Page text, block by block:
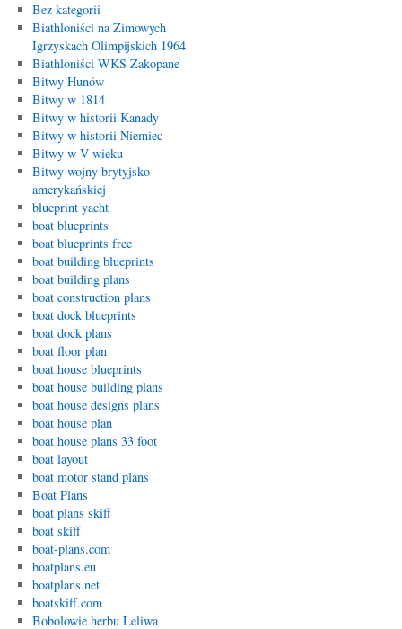
Bez kategorii
Biathloniści na Zimowych
Igrzyskach Olimpijskich 1964
Biathloniści WKS Zakopane
Bitwy Hunów
Bitwy w 1814
Bitwy w historii Kanady
Bitwy w historii Niemiec
Bitwy w V wieku
Bitwy wojny brytyjsko-
amerykańskiej
blueprint yacht
boat blueprints
boat blueprints free
boat building blueprints
boat building plans
boat construction plans
boat dock blueprints
boat dock plans
boat floor plan
boat house blueprints
boat house building plans
boat house designs plans
boat house plan
boat house plans 33 foot
boat layout
boat motor stand plans
Boat Plans
boat plans skiff
boat skiff
boat-plans.com
boatplans.eu
boatplans.net
boatskiff.com
Bobolowie herbu Leliwa